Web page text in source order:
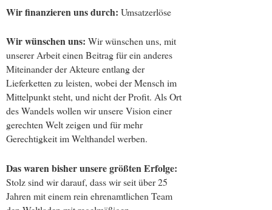
Wir finanzieren uns durch: Umsatzerlöse
Wir wünschen uns: Wir wünschen uns, mit
unserer Arbeit einen Beitrag für ein anderes
Miteinander der Akteure entlang der
Lieferketten zu leisten, wobei der Mensch im
Mittelpunkt steht, und nicht der Profit. Als Ort
des Wandels wollen wir unsere Vision einer
gerechten Welt zeigen und für mehr
Gerechtigkeit im Welthandel werben.
Das waren bisher unsere größten Erfolge:
Stolz sind wir darauf, dass wir seit über 25
Jahren mit einem rein ehrenamtlichen Team